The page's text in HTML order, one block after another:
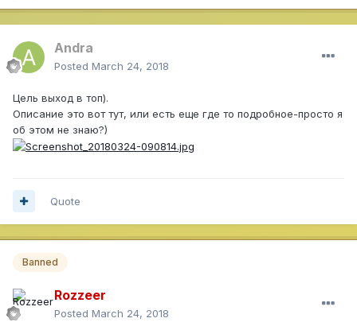
Andra
Posted March 24, 2018
Цель выход в топ).
Описание это вот тут, или есть еще где то подробное-просто я
об этом не знаю?)
Quote
Banned
Rozzeer
Posted March 24, 2018